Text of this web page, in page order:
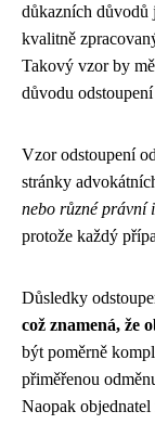
důkazních důvodů
kvalitně
Takový vzor by
důvodu
Vzor odstoupení
stránky
nebo různé právní
protože každý
Důsledky
což znamená, že
být poměrně
přiměřenou
Naopak